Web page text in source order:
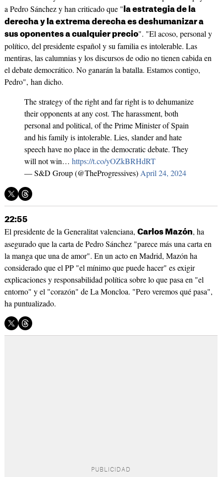
a Pedro Sánchez y han criticado que " la estrategia de la
derecha y la extrema derecha es deshumanizar a
sus oponentes a cualquier precio". "El acoso, personal y
político, del presidente español y su familia es intolerable. Las
mentiras, las calumnias y los discursos de odio no tienen cabida en
el debate democrático. No ganarán la batalla. Estamos contigo,
Pedro", han dicho.
The strategy of the right and far right is to dehumanize
their opponents at any cost. The harassment, both
personal and political, of the Prime Minister of Spain
and his family is intolerable. Lies, slander and hate
speech have no place in the democratic debate. They
will not win… https://t.co/yOZkBRHdRT
— S&D Group (@TheProgressives)April 24, 2024
22:55
El presidente de la Generalitat valenciana, Carlos Mazón, ha
asegurado que la carta de Pedro Sánchez "parece más una carta en
la manga que una de amor". En un acto en Madrid, Mazón ha
considerado que el PP "el mínimo que puede hacer" es exigir
explicaciones y responsabilidad política sobre lo que pasa en "el
entorno" y el "corazón" de La Moncloa. "Pero veremos qué pasa",
ha puntualizado.